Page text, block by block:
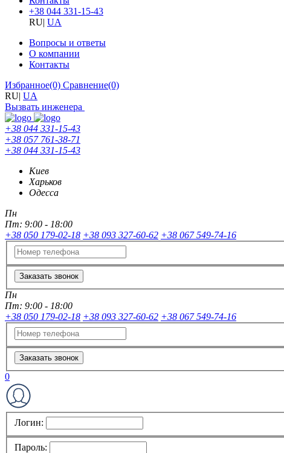
+38 044 331-15-43
RU| UA
Вопросы и ответы
О компании
Контакты
Избранное(0) Сравнение(0)
RU| UA
Вызвать инженера
+38 044 331-15-43
+38 057 761-38-71
+38 044 331-15-43
Киев
Харьков
Одесса
Пн
Пт: 9:00 - 18:00
+38 050 179-02-18 +38 093 327-60-62 +38 067 549-74-16
Заказать звонок
Пн
Пт: 9:00 - 18:00
+38 050 179-02-18 +38 093 327-60-62 +38 067 549-74-16
Заказать звонок
0
Логин:
Пароль: